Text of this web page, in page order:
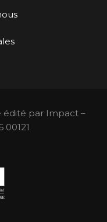
édité par Impact –
00121